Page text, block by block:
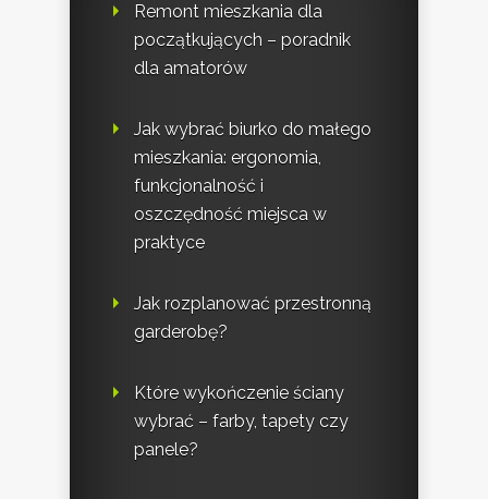
Remont mieszkania dla
początkujących – poradnik
dla amatorów
Jak wybrać biurko do małego
mieszkania: ergonomia,
funkcjonalność i
oszczędność miejsca w
praktyce
Jak rozplanować przestronną
garderobę?
Które wykończenie ściany
wybrać – farby, tapety czy
panele?